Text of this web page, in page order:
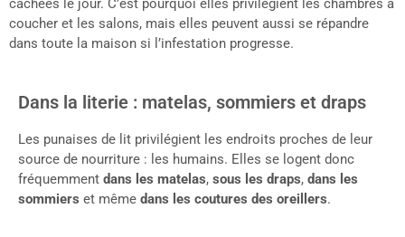
cachées le jour. C’est pourquoi elles privilégient les chambres à
coucher et les salons, mais elles peuvent aussi se répandre
dans toute la maison si l’infestation progresse.
Dans la literie : matelas, sommiers et draps
Les punaises de lit privilégient les endroits proches de leur
source de nourriture : les humains. Elles se logent donc
fréquemment dans les matelas, sous les draps, dans les
sommiers et même dans les coutures des oreillers.